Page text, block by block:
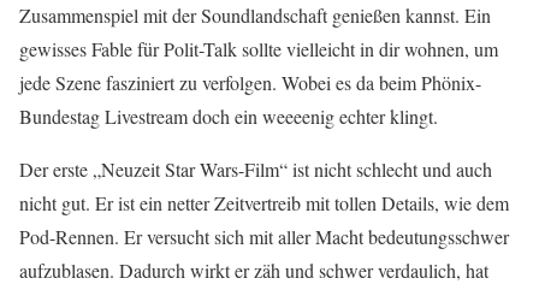
Zusammenspiel mit der Soundlandschaft genießen kannst. Ein
gewisses Fable für Polit-Talk sollte vielleicht in dir wohnen, um
jede Szene fasziniert zu verfolgen. Wobei es da beim Phönix-
Bundestag Livestream doch ein weeeenig echter klingt.
Der erste „Neuzeit Star Wars-Film“ ist nicht schlecht und auch
nicht gut. Er ist ein netter Zeitvertreib mit tollen Details, wie dem
Pod-Rennen. Er versucht sich mit aller Macht bedeutungsschwer
aufzublasen. Dadurch wirkt er zäh und schwer verdaulich, hat